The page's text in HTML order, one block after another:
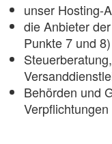
unser Hosting-
die Anbieter
Punkte 7 und 8)
Behörden und
Verpflichtungen